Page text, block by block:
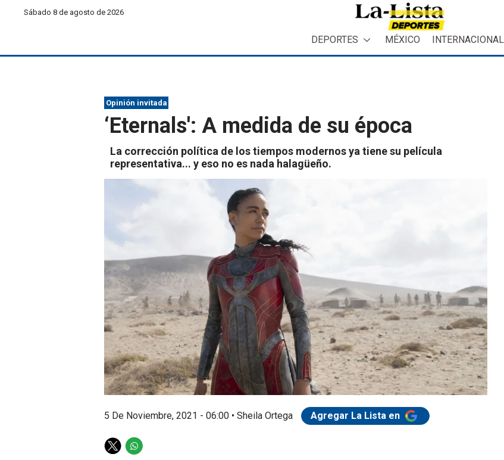
Sábado 8 de agosto de 2026
DEPORTES MÉXICO INTERNACIONAL
Opinión invitada
‘Eternals': A medida de su época
La corrección política de los tiempos modernos ya tiene su película
representativa... y eso no es nada halagüeño.
5 De Noviembre, 2021 - 06:00 • Sheila Ortega Agregar La Lista en
T
W